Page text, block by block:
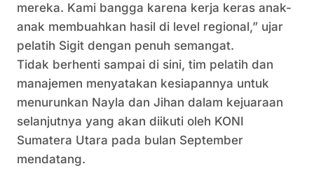
mereka. Kami bangga karena kerja keras anak-
anak membuahkan hasil di level regional,” ujar
pelatih Sigit dengan penuh semangat.
Tidak berhenti sampai di sini, tim pelatih dan
manajemen menyatakan kesiapannya untuk
menurunkan Nayla dan Jihan dalam kejuaraan
selanjutnya yang akan diikuti oleh KONI
Sumatera Utara pada bulan September
mendatang.